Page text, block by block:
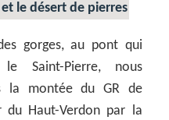
le désert de pierres
gorges, au pont qui
le Saint-Pierre, nous
la montée du GR de
du Haut-Verdon par la